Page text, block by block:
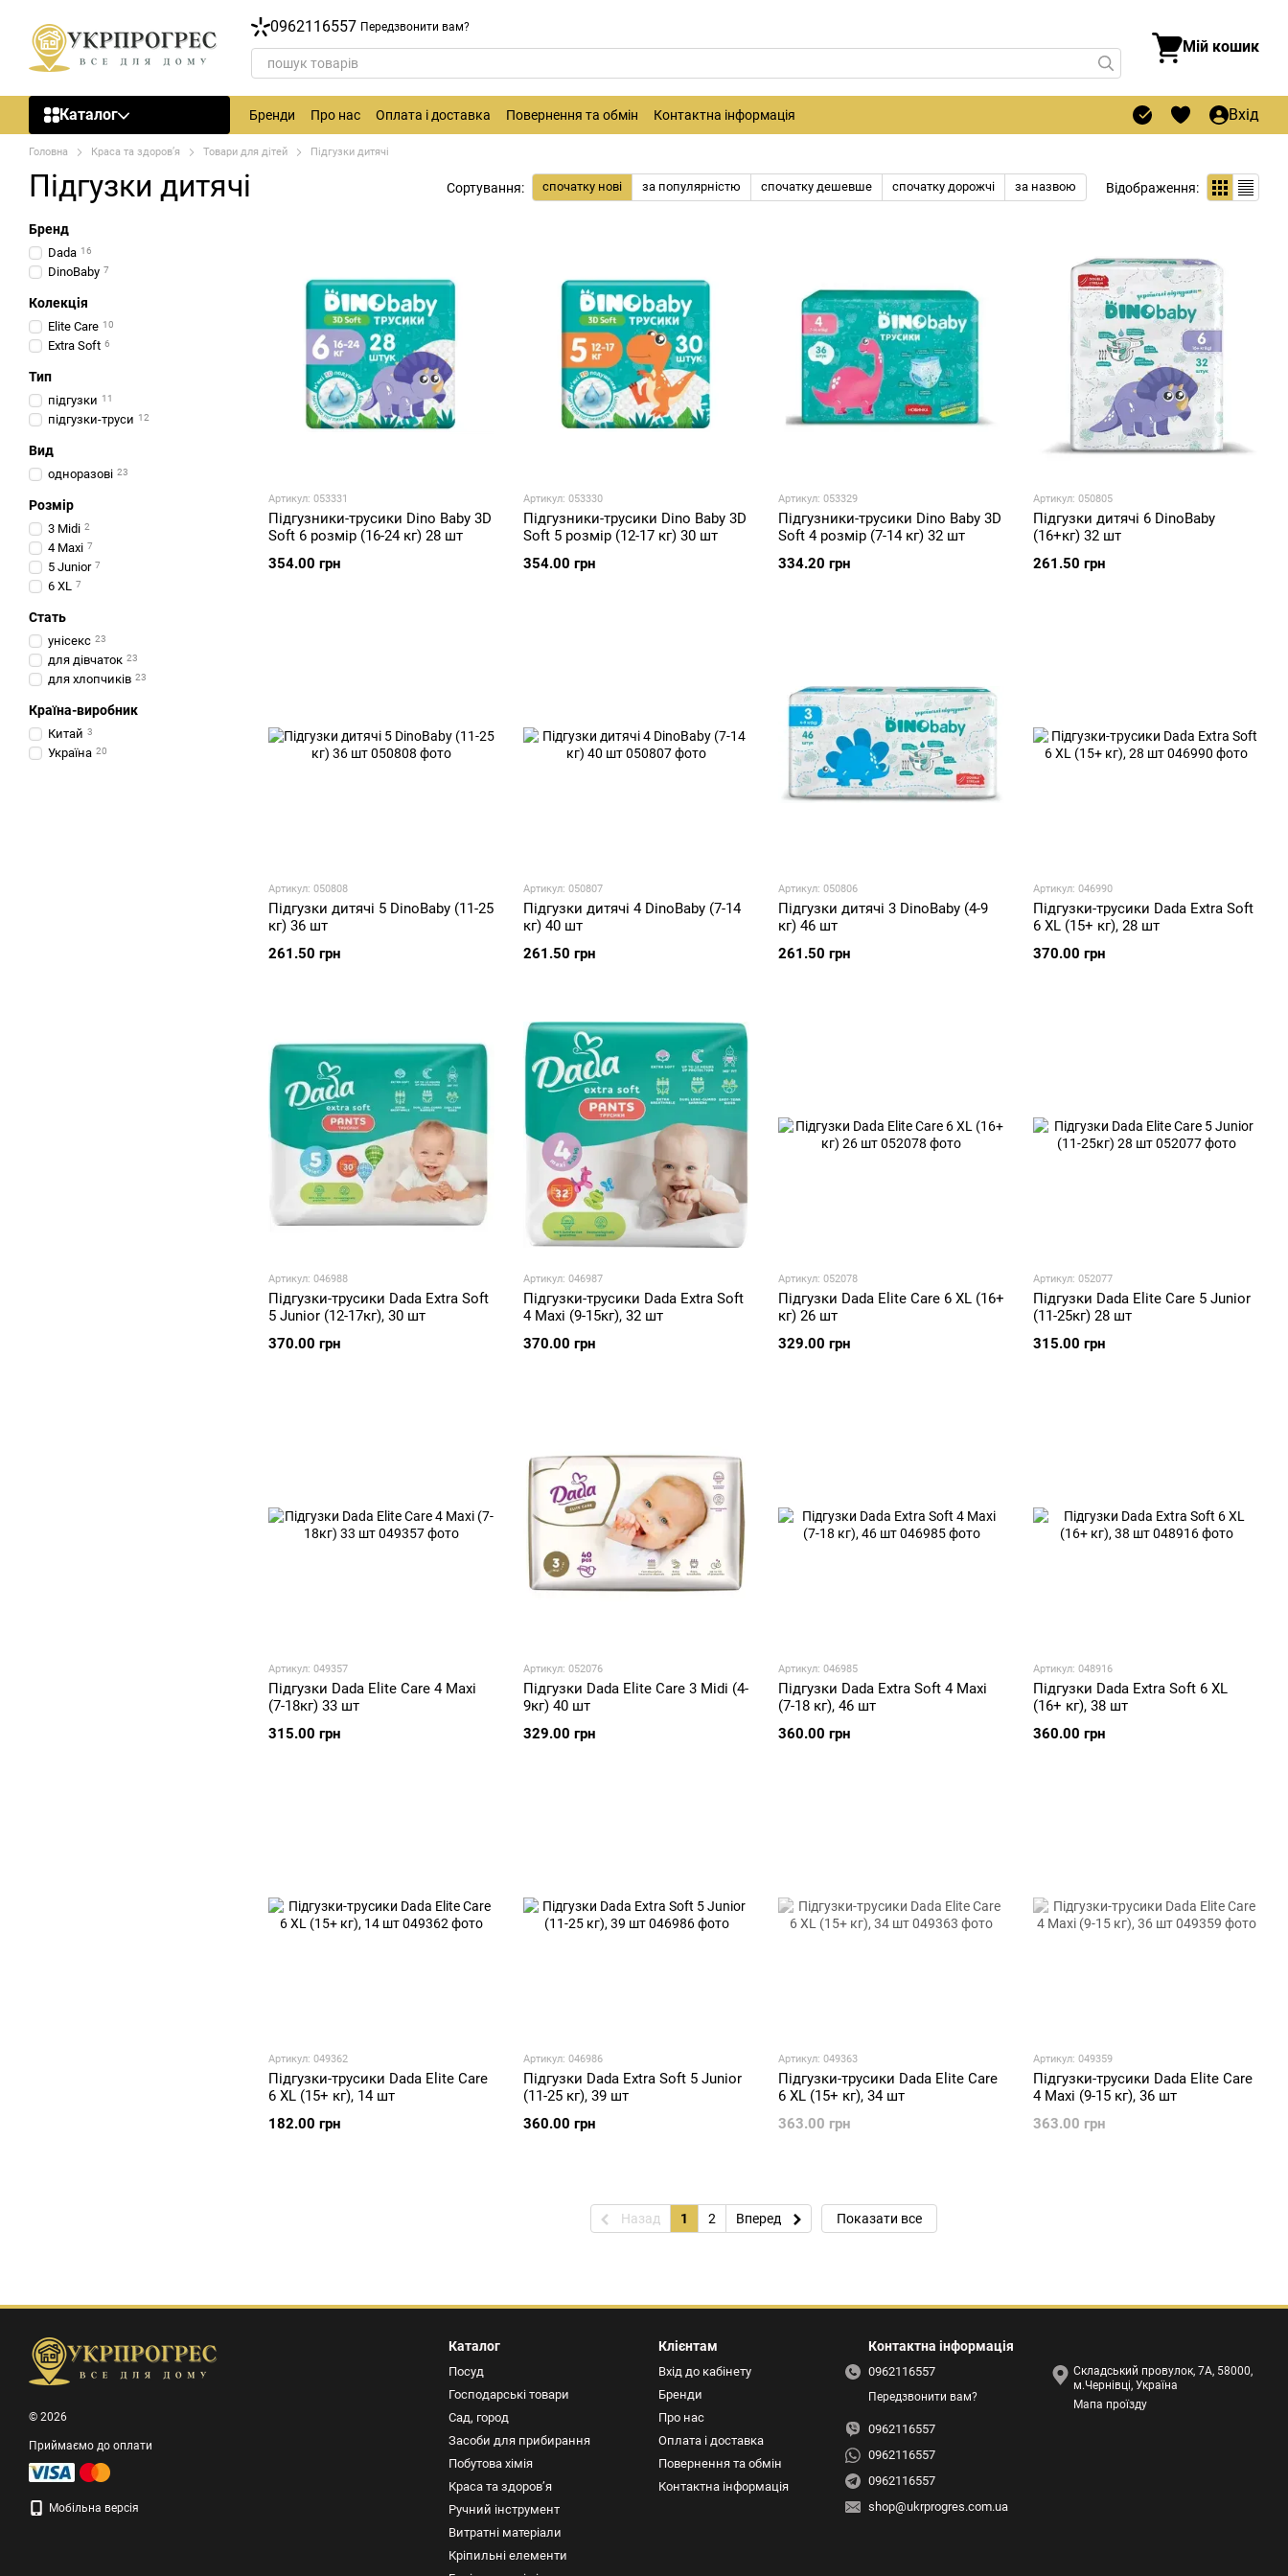
0962116557 Передзвонити вам?
Мій кошик
Каталог Бренди Про нас Оплата і доставка Повернення та обмін Контактна інформація Вхід
Головна Краса та здоров’я Товари для дітей Підгузки дитячі
Підгузки дитячі Сортування: спочатку нові за популярністю спочатку дешевше спочатку дорожчі за назвою Відображення:
Артикул: 053331
Підгузники-трусики Dino Baby 3D
Soft 6 розмір (16-24 кг) 28 шт
354.00 грн
Артикул: 053330
Підгузники-трусики Dino Baby 3D
Soft 5 розмір (12-17 кг) 30 шт
354.00 грн
Артикул: 053329
Підгузники-трусики Dino Baby 3D
Soft 4 розмір (7-14 кг) 32 шт
334.20 грн
Артикул: 050805
Підгузки дитячі 6 DinoBaby
(16+кг) 32 шт
261.50 грн
Артикул: 050808
Підгузки дитячі 5 DinoBaby (11-25
кг) 36 шт
261.50 грн
Артикул: 050807
Підгузки дитячі 4 DinoBaby (7-14
кг) 40 шт
261.50 грн
Артикул: 050806
Підгузки дитячі 3 DinoBaby (4-9
кг) 46 шт
261.50 грн
Артикул: 046990
Підгузки-трусики Dada Extra Soft
6 XL (15+ кг), 28 шт
370.00 грн
Артикул: 046988
Підгузки-трусики Dada Extra Soft
5 Junior (12-17кг), 30 шт
370.00 грн
Артикул: 046987
Підгузки-трусики Dada Extra Soft
4 Maxi (9-15кг), 32 шт
370.00 грн
Артикул: 052078
Підгузки Dada Elite Care 6 XL (16+
кг) 26 шт
329.00 грн
Артикул: 052077
Підгузки Dada Elite Care 5 Junior
(11-25кг) 28 шт
315.00 грн
Артикул: 049357
Підгузки Dada Elite Care 4 Maxi
(7-18кг) 33 шт
315.00 грн
Артикул: 052076
Підгузки Dada Elite Care 3 Midi (4-
9кг) 40 шт
329.00 грн
Артикул: 046985
Підгузки Dada Extra Soft 4 Maxi
(7-18 кг), 46 шт
360.00 грн
Артикул: 048916
Підгузки Dada Extra Soft 6 XL
(16+ кг), 38 шт
360.00 грн
Артикул: 049362
Підгузки-трусики Dada Elite Care
6 XL (15+ кг), 14 шт
182.00 грн
Артикул: 046986
Підгузки Dada Extra Soft 5 Junior
(11-25 кг), 39 шт
360.00 грн
Артикул: 049363
Підгузки-трусики Dada Elite Care
6 XL (15+ кг), 34 шт
363.00 грн
Артикул: 049359
Підгузки-трусики Dada Elite Care
4 Maxi (9-15 кг), 36 шт
363.00 грн
Назад 1 2 Вперед Показати все
Бренд
Dada 16
DinoBaby 7
Колекція
Elite Care 10
Extra Soft 6
Тип
підгузки 11
підгузки-труси 12
Вид
одноразові 23
Розмір
3 Midi 2
4 Maxi 7
5 Junior 7
6 XL 7
Стать
унісекс 23
для дівчаток 23
для хлопчиків 23
Країна-виробник
Китай 3
Україна 20
© 2026
Приймаємо до оплати
Мобільна версія
Каталог
Посуд
Господарські товари
Сад, город
Засоби для прибирання
Побутова хімія
Краса та здоров’я
Ручний інструмент
Витратні матеріали
Кріпильні елементи
Клієнтам
Вхід до кабінету
Бренди
Про нас
Оплата і доставка
Повернення та обмін
Контактна інформація
Контактна інформація
0962116557
Передзвонити вам?
0962116557
0962116557
0962116557
shop@ukrprogres.com.ua
Складський провулок, 7А, 58000,
м.Чернівці, Україна
Мапа проїзду